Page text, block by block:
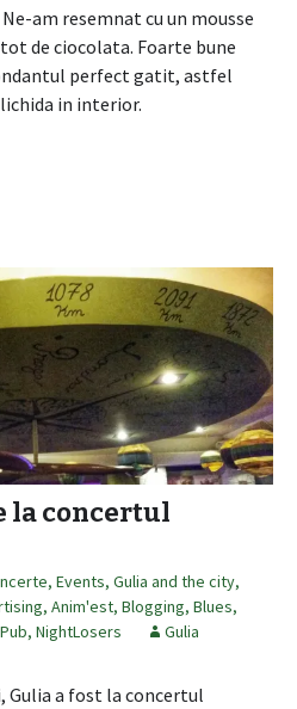
am resemnat cu un mousse
de ciocolata. Foarte bune
perfect gatit, astfel
in interior.
la concertul
, Events, Gulia and the city,
, Anim'est, Blogging, Blues,
, NightLosers Gulia
Gulia a fost la concertul